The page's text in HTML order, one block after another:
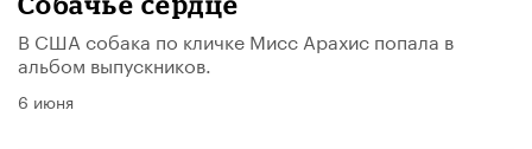
В США собака по кличке Мисс Арахис попала в
альбом выпускников.
6 июня